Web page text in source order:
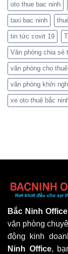
oto thue bac ninh
taxi bac ninh
tin tức covit 19
Văn phòng chia sẻ
văn phòng cho
văn phòng khởi
xe oto thuê bắc
Bắc Ninh Office
văn phòng
động kinh
Ninh Office,